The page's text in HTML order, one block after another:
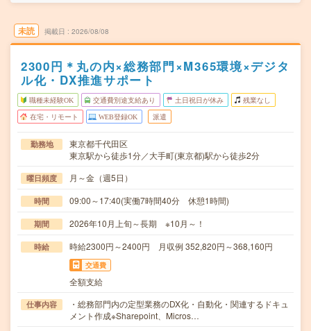
未読 掲載日 2026/08/08
2300円＊丸の内×総務部門×M365環境×デジタ
ル化・DX推進サポート
職種未経験OK 交通費別途支給あり 土日祝日が休み 残業なし
在宅・リモート WEB登録OK 派遣
勤務地
東京都千代田区
東京駅から徒歩1分／大手町(東京都)駅から徒歩2分
曜日頻度 月～金（週5日）
時間 09:00～17:40(実働7時間40分 休憩1時間)
期間 2026年10月上旬～長期 ※10月～！
時給 時給2300円～2400円 月収例 352,820円～368,160円
交通費
全額支給
仕事内容
・総務部門内の定型業務のDX化・自動化・関連するドキュ
メント作成※Sharepoint、Micros…